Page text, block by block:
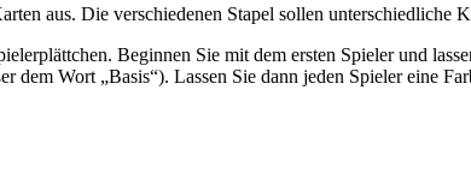
aus. Die verschiedenen Stapel sollen unterschiedliche
Beginnen Sie mit dem ersten Spieler und
Wort „Basis“). Lassen Sie dann jeden Spieler eine